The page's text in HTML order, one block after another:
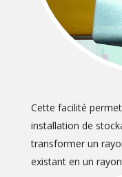
Cette facilité
installation de
transformer un
existant en un